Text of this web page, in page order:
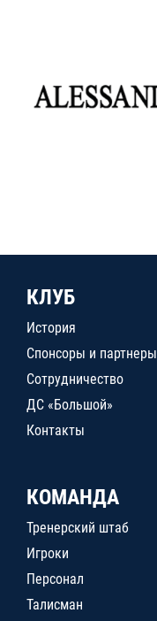
КЛУБ
История
Спонсоры и партнеры
Сотрудничество
ДС «Большой»
Контакты
КОМАНДА
Тренерский штаб
Игроки
Персонал
Талисман